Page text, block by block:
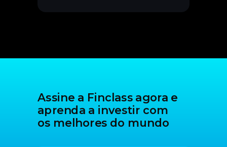
Assine a Finclass agora e
aprenda a investir com
os melhores do mundo